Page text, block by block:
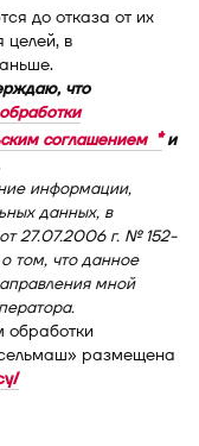
до отказа от их
целей, в
что
соглашением
и
информации,
данных, в
27.07.2006 г. № 152-
том, что данное
мной
обработки
размещена